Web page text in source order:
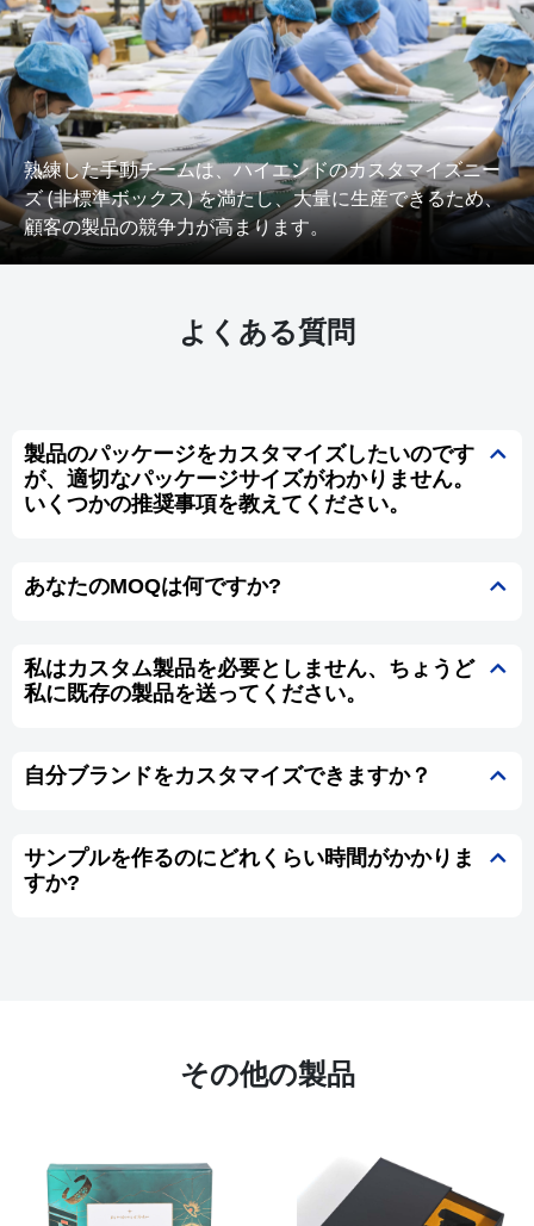
熟練した手動チームは、ハイエンドのカスタマイズニー
ズ (非標準ボックス) を満たし、大量に生産できるため、
顧客の製品の競争力が高まります。
よくある質問
製品のパッケージをカスタマイズしたいのです
が、適切なパッケージサイズがわかりません。
いくつかの推奨事項を教えてください。
あなたのMOQは何ですか?
私はカスタム製品を必要としません、ちょうど
私に既存の製品を送ってください。
自分ブランドをカスタマイズできますか？
サンプルを作るのにどれくらい時間がかかりま
すか?
その他の製品